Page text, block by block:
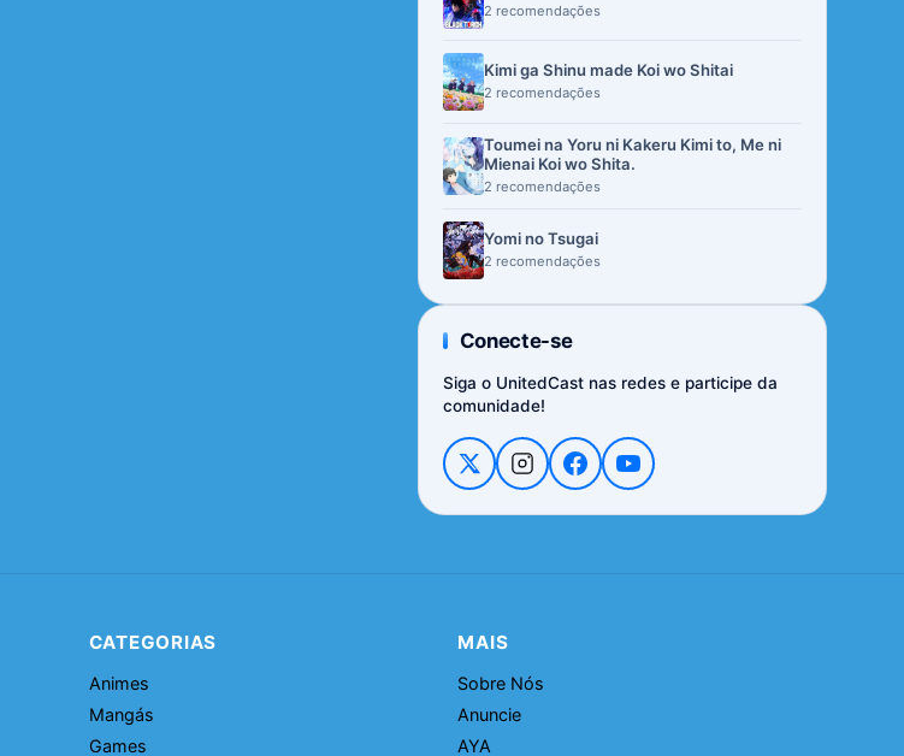
2 recomendações
Kimi ga Shinu made Koi wo Shitai
2 recomendações
Toumei na Yoru ni Kakeru Kimi to, Me ni
Mienai Koi wo Shita.
2 recomendações
Yomi no Tsugai
2 recomendações
Conecte-se
Siga o UnitedCast nas redes e participe da
comunidade!
CATEGORIAS
Animes
Mangás
Games
MAIS
Sobre Nós
Anuncie
AYA